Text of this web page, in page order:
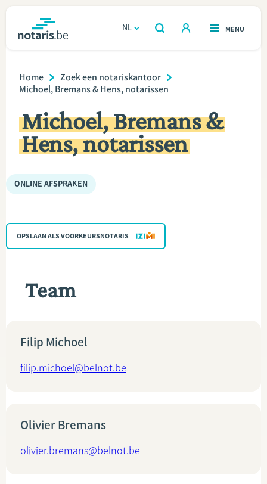
inhoud
NL
OPEN
ZOEKEN
OPEN
MENU
Wonen
Relatie & samenleven
Erven & schenken
Ondernemen
Rekenmodules
VIND EEN NOTARIS
Breadcrumb
Home
Zoek een notariskantoor
Michoel, Bremans & Hens, notarissen
Michoel, Bremans &
Hens, notarissen
ONLINE AFSPRAKEN
OPSLAAN ALS VOORKEURSNOTARIS
Team
Filip Michoel
filip.michoel@belnot.be
Olivier Bremans
olivier.bremans@belnot.be